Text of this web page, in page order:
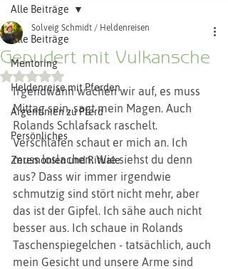
Alle Beiträge
Mentoring
Heldenreise mit Pferden
Argentinien zu Pferd
Persönliches
Zeremonien und Rituale
Alle Beiträge
Gepudert mit Vulkansche
Solveig Schmidt / Heldenreisen
Mit NaN von 5 Sternen bewertet.
Irgendwann wachen wir auf, es muss
Mittag sein, sagt mein Magen. Auch
Rolands Schlafsack raschelt.
Verschlafen schaut er mich an. Ich
muss loslachen: Wie siehst du denn
aus? Dass wir immer irgendwie
schmutzig sind stört nicht mehr, aber
das ist der Gipfel. Ich sähe auch nicht
besser aus. Ich schaue in Rolands
Taschenspiegelchen - tatsächlich, auch
mein Gesicht und unsere Arme sind